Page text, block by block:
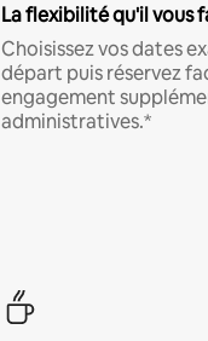
La flexibilité qu'il vous
Choisissez vos dates
départ puis réservez
engagement
administratives.*